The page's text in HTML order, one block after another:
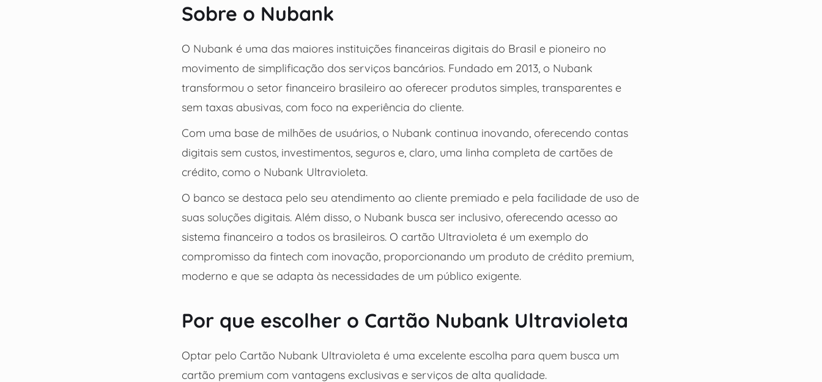
Sobre o Nubank
O Nubank é uma das maiores instituições financeiras digitais do Brasil e pioneiro no
movimento de simplificação dos serviços bancários. Fundado em 2013, o Nubank
transformou o setor financeiro brasileiro ao oferecer produtos simples, transparentes e
sem taxas abusivas, com foco na experiência do cliente.
Com uma base de milhões de usuários, o Nubank continua inovando, oferecendo contas
digitais sem custos, investimentos, seguros e, claro, uma linha completa de cartões de
crédito, como o Nubank Ultravioleta.
O banco se destaca pelo seu atendimento ao cliente premiado e pela facilidade de uso de
suas soluções digitais. Além disso, o Nubank busca ser inclusivo, oferecendo acesso ao
sistema financeiro a todos os brasileiros. O cartão Ultravioleta é um exemplo do
compromisso da fintech com inovação, proporcionando um produto de crédito premium,
moderno e que se adapta às necessidades de um público exigente.
Por que escolher o Cartão Nubank Ultravioleta
Optar pelo Cartão Nubank Ultravioleta é uma excelente escolha para quem busca um
cartão premium com vantagens exclusivas e serviços de alta qualidade.